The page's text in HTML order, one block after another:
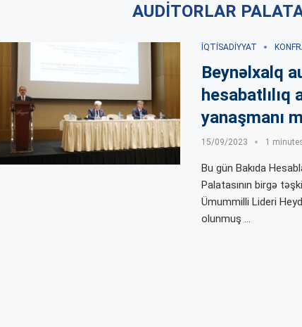
AUDITORLAR
İQTISADIYYAT
Beynəlxalq
hesabatlılıq
yanaşmanı
15/09/2023 1
Bu gün Bakıda
Palatasının birgə
Ümummilli Lideri
olunmuş …